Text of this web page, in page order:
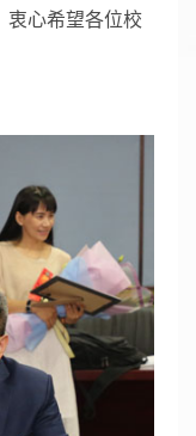
衷心希望各位校